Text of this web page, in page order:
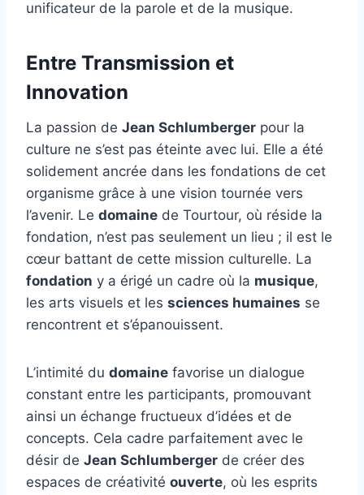
unificateur de la parole et de la musique.
Entre Transmission et
Innovation
La passion de Jean Schlumberger pour la
culture ne s’est pas éteinte avec lui. Elle a été
solidement ancrée dans les fondations de cet
organisme grâce à une vision tournée vers
l’avenir. Le domaine de Tourtour, où réside la
fondation, n’est pas seulement un lieu ; il est le
cœur battant de cette mission culturelle. La
fondation y a érigé un cadre où la musique,
les arts visuels et les sciences humaines se
rencontrent et s’épanouissent.
L’intimité du domaine favorise un dialogue
constant entre les participants, promouvant
ainsi un échange fructueux d’idées et de
concepts. Cela cadre parfaitement avec le
désir de Jean Schlumberger de créer des
espaces de créativité ouverte, où les esprits